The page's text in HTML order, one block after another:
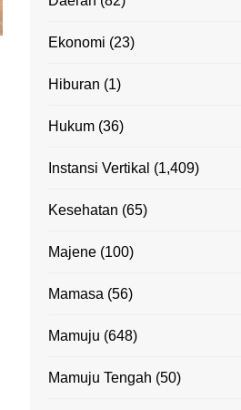
Ekonomi (23)
Hiburan (1)
Hukum (36)
Instansi Vertikal (1,409)
Kesehatan (65)
Majene (100)
Mamasa (56)
Mamuju (648)
Mamuju Tengah (50)